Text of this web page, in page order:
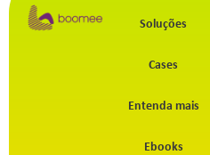
Soluções
Cases
Entenda mais
Ebooks